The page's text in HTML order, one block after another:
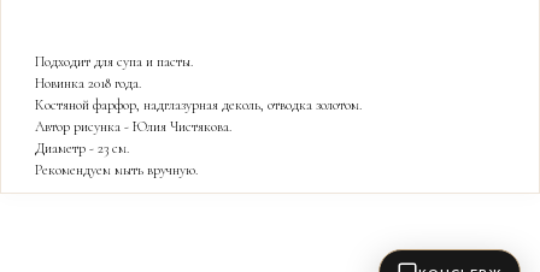
Подходит для супа и пасты.
Новинка 2018 года.
Костяной фарфор, надглазурная деколь, отводка золотом.
Автор рисунка - Юлия Чистякова.
Диаметр - 23 см.
Рекомендуем мыть вручную.